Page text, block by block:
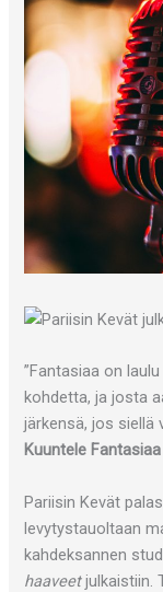
”Fantasiaa on
kohdetta, ja josta
järkensä, jos siellä
Kuuntele
Pariisin Kevät
levytystauoltaan
kahdeksannen
haaveetjulkaistiin.